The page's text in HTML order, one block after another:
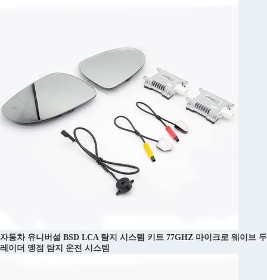
자동차 유니버설 BSD LCA 탐지 시스템 키트 77GHZ 마이크로 웨이브 두
레이더 맹점 탐지 운전 시스템